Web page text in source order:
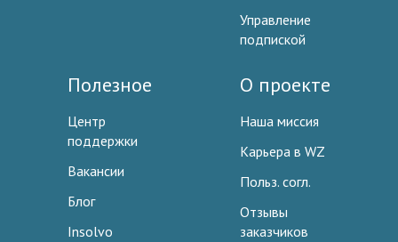
Управление
подпиской
Полезное
Центр
поддержки
Вакансии
Блог
Insolvo
О проекте
Наша миссия
Карьера в WZ
Польз. согл.
Отзывы
заказчиков